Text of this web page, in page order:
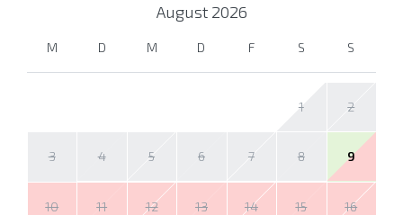
August 2026
M D M D F S S
1 2
3 4 5 6 7 8 9
10 11 12 13 14 15 16